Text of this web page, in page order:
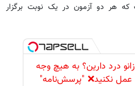
هر دو آزمون در یک نوبت برگزار
زانو درد دارین؟ به هیچ وجه
عمل نکنید❌ "پرسش‌نامه"